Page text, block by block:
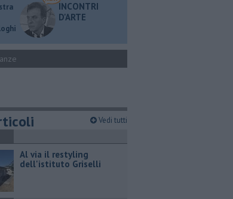
INCONTRI
D'ARTE
Vedi tutti
Al via il restyling
dell'istituto Griselli